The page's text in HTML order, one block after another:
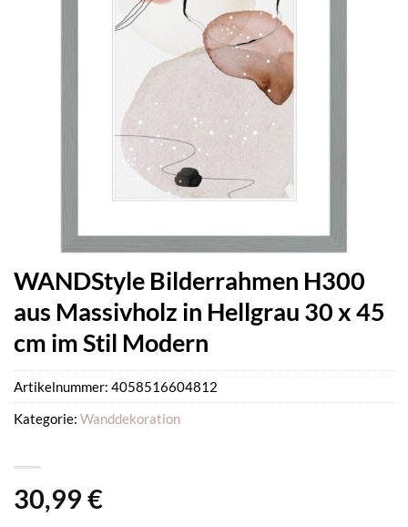
WANDStyle Bilderrahmen H300
aus Massivholz in Hellgrau 30 x 45
cm im Stil Modern
30,99 €
Artikelnummer: 4058516604812
Kategorie: Wanddekoration